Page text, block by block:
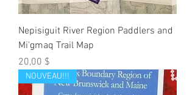
Nepisiguit River Region Paddlers and
Mi'gmaq Trail Map
Prix
20,00 $
NOUVEAU!!!